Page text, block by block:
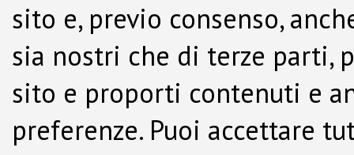
sito e, previo consenso,
sia nostri che di terze parti,
sito e proporti contenuti e
preferenze. Puoi accettare